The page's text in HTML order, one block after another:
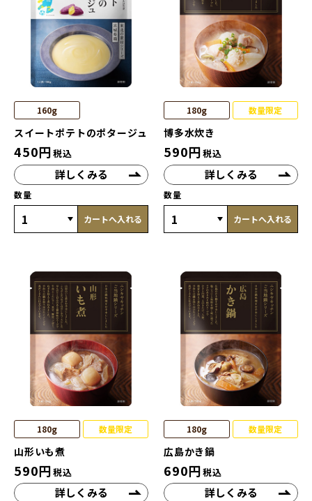
160g
スイートポテトのポタージュ
450円税込
詳しくみる
数量
カートへ入れる
180g 数量限定
博多水炊き
590円税込
詳しくみる
数量
カートへ入れる
180g 数量限定
山形いも煮
590円税込
詳しくみる
180g 数量限定
広島かき鍋
690円税込
詳しくみる